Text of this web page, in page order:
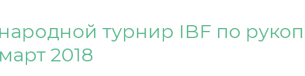
турнир IBF по
2018